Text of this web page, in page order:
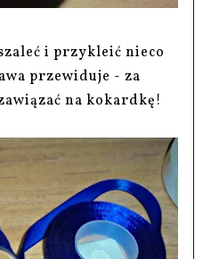
i przykleić nieco
przewiduje - za
na kokardkę!